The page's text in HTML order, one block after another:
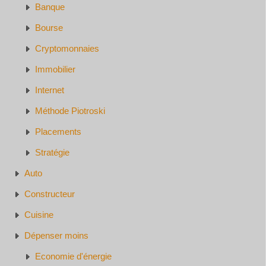
Banque
Bourse
Cryptomonnaies
Immobilier
Internet
Méthode Piotroski
Placements
Stratégie
Auto
Constructeur
Cuisine
Dépenser moins
Economie d'énergie